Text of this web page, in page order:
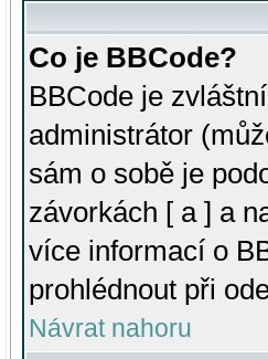
Co je BBCode?
BBCode je
administrátor
sám o sobě je
závorkách [ a ] a
více informací o
prohlédnout při
Návrat nahoru